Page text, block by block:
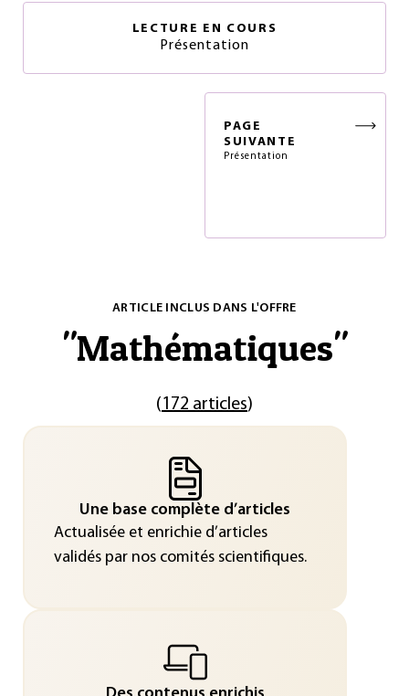
LECTURE EN COURS
Présentation
PAGE
SUIVANTE
Présentation
ARTICLE INCLUS DANS L'OFFRE
"Mathématiques"
(172 articles)
Une base complète d’articles
Actualisée et enrichie d’articles
validés par nos comités scientifiques.